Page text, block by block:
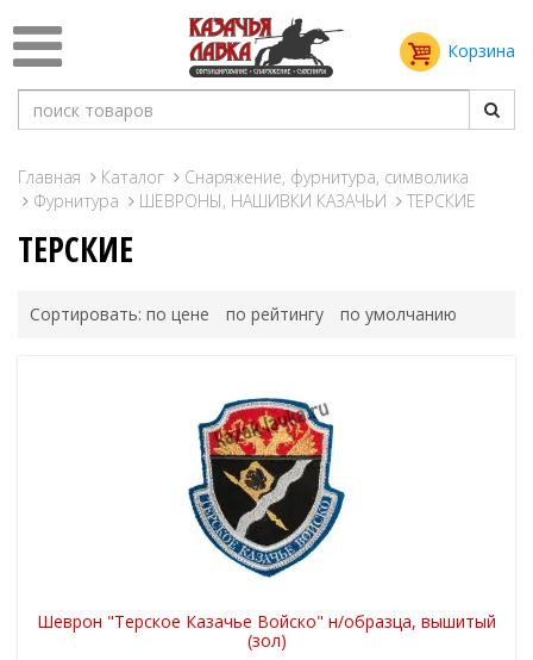
Корзина
Главная Каталог
Снаряжение, фурнитура, символика
Фурнитура
ШЕВРОНЫ, НАШИВКИ КАЗАЧЬИ ТЕРСКИЕ
ТЕРСКИЕ
Сортировать: по цене по рейтингу по умолчанию
Шеврон "Терское Казачье Войско" н/образца, вышитый
(зол)